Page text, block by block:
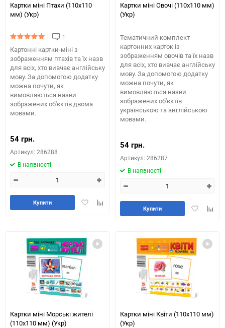
Картки міні Птахи (110х110
мм) (Укр)
1
Картонні картки-міні з
зображенням птахів та їх назв
для всіх, хто вивчає англійську
мову. За допомогою додатку
можна почути, як
вимовляються назви
зображених об'єктів двома
мовами.
54 грн.
Артикул: 286288
В наявності
ДодатиДодайте
Купити
Картки міні Овочі (110х110 мм)
(Укр)
Тематичний комплект
картонних карток із
зображенням овочів та їх назв
для всіх, хто вивчає англійську
мову. За допомогою додатку
можна почути, як
вимовляються назви
зображених об'єктів
українською та англійською
мовами.
54 грн.
Артикул: 286287
В наявності
Додати
Купити
Картки міні Морські жителі
(110х110 мм) (Укр)
Картки міні Квіти (110х110 мм)
(Укр)